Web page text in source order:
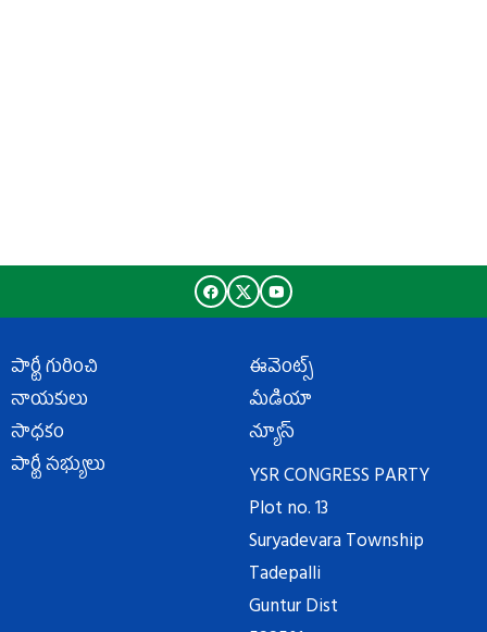
పార్టీ గురించి
నాయకులు
సాధకం
పార్టీ సభ్యులు
ఈవెంట్స్
మీడియా
న్యూస్
YSR CONGRESS PARTY
Plot no. 13
Suryadevara Township
Tadepalli
Guntur Dist